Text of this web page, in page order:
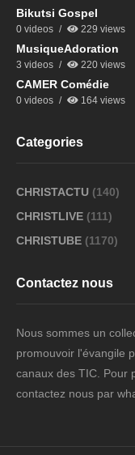
Bikutsi Gospel
0 videos 229 views
MusiqueAdoration
3 videos 220 views
CAMER Comédie
0 videos 164 views
Categories
CHRISTACTU (140)
CHRISTLIVE (111)
CHRISTUBE (1170)
Contactez nous
Nous sommes un
promouvoir l'évangile
canaux des TIC. Pour
contactez nous par